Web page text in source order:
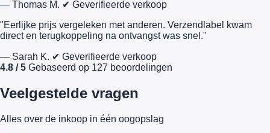
— Thomas M. ✔ Geverifieerde verkoop
"Eerlijke prijs vergeleken met anderen. Verzendlabel kwam
direct en terugkoppeling na ontvangst was snel."
— Sarah K. ✔ Geverifieerde verkoop
4.8 / 5 Gebaseerd op 127 beoordelingen
Veelgestelde vragen
Alles over de inkoop in één oogopslag